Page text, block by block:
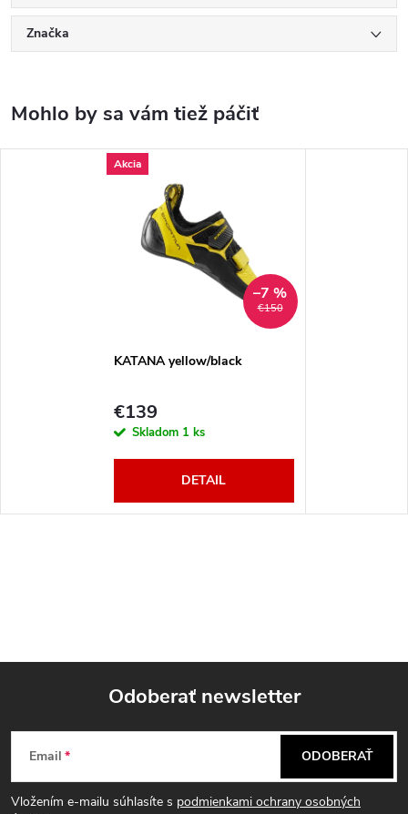
Značka
Akcia
€150
–7 %
KATANA yellow/black
€139
Skladom 1 ks
DETAIL
Z
á
Odoberať newsletter
Email
Vložením e-mailu súhlasíte s podmienkami ochrany osobných
ODOBERAŤ